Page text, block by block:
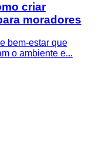
criar
moradores
bem-estar que
o ambiente e...